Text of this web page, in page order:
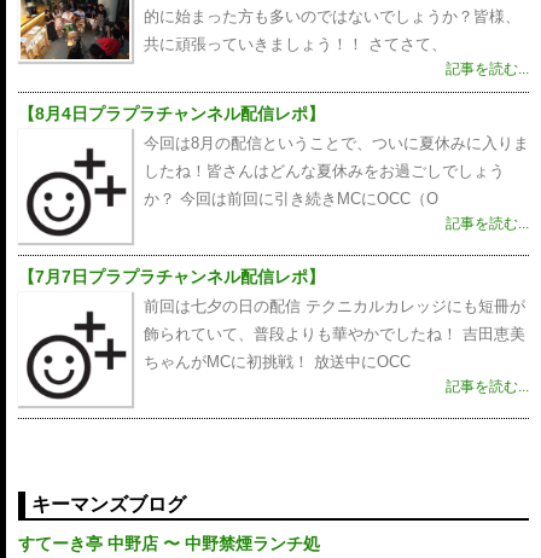
的に始まった方も多いのではないでしょうか？皆様、
共に頑張っていきましょう！！ さてさて、
記事を読む...
【8月4日プラプラチャンネル配信レポ】
今回は8月の配信ということで、ついに夏休みに入りま
したね！皆さんはどんな夏休みをお過ごしでしょう
か？ 今回は前回に引き続きMCにOCC（O
記事を読む...
【7月7日プラプラチャンネル配信レポ】
前回は七夕の日の配信 テクニカルカレッジにも短冊が
飾られていて、普段よりも華やかでしたね！ 吉田恵美
ちゃんがMCに初挑戦！ 放送中にOCC
記事を読む...
キーマンズブログ
すてーき亭 中野店 〜 中野禁煙ランチ処